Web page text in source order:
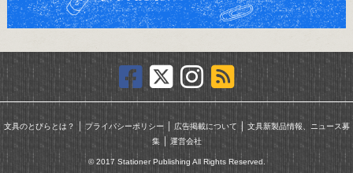
文具のとびらとは？ ｜ プライバシーポリシー｜ 広告掲載について ｜ 文具新製品情報、ニュース募
集｜ 運営会社
© 2017 Stationer Publishing All Rights Reserved.